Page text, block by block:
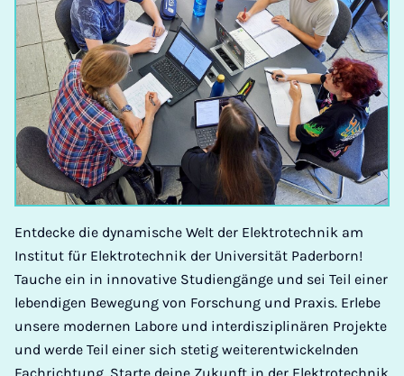
Entdecke die dynamische Welt der Elektrotechnik am
Institut für Elektrotechnik der Universität Paderborn!
Tauche ein in innovative Studiengänge und sei Teil einer
lebendigen Bewegung von Forschung und Praxis. Erlebe
unsere modernen Labore und interdisziplinären Projekte
und werde Teil einer sich stetig weiterentwickelnden
Fachrichtung. Starte deine Zukunft in der Elektrotechnik